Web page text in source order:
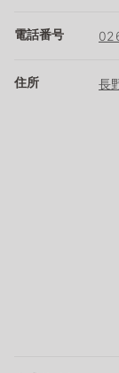
電話番号
住所 長